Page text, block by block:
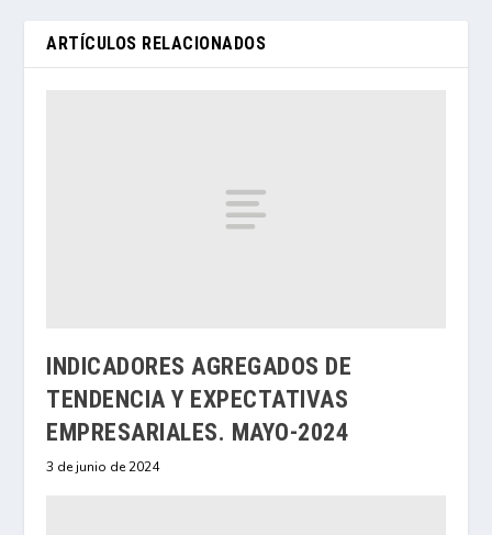
ARTÍCULOS RELACIONADOS
INDICADORES AGREGADOS DE
TENDENCIA Y EXPECTATIVAS
EMPRESARIALES. MAYO-2024
3 de junio de 2024